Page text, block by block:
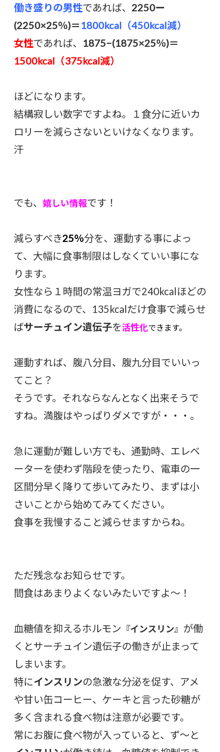
働き盛りの男性であれば、 2250ー
(2250×25％)＝ 1800kcal（450kcal減）
女性であれば、 1875−(1875×25％)＝
1500kcal（375kcal減）
ほどになります。
結構寂しい数字ですよね。１食分に近いカ
ロリーを減らさないといけなくなります。
汗
でも、 嬉しい情報です！
減らすべき25％分を、運動する事によっ
て、大幅に食事制限はしなくていい事にな
ります。
女性なら１時間の常温ヨガで240kcalほどの
消費になるので、135kcalだけ食事で減らせ
ばサーチュイン遺伝子を活性化できます。
運動すれば、腹八分目、腹九分目でいいっ
てこと？
そうです。それならなんとなく出来そうで
すね。満腹はやっぱりダメですが・・・。
急に運動が難しい方でも、通勤時、エレベ
ーターを使わず階段を使ったり、電車の一
区間分早く降りて歩いてみたり、まずは小
さいことから始めてみてください。
食事を我慢すること減らせますからね。
ただ残念なお知らせです。
間食はあまりよくないみたいですよ〜！
血糖値を抑えるホルモン 『インスリン』 が働
くとサーチュイン遺伝子の働きが止まって
しまいます。
特にインスリンの急激な分泌を促す、アメ
や甘い缶コーヒー、ケーキと言った砂糖が
多く含まれる食べ物は注意が必要です。
常にお腹に食べ物が入っていると、ず〜と